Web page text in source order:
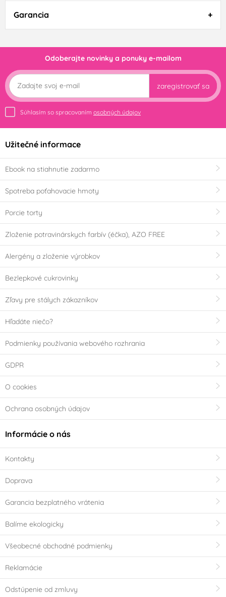
Garancia
Odoberajte novinky a ponuky e-mailom
zaregistrovať sa
Súhlasím so spracovaním osobných údajov
Užitečné informace
Ebook na stiahnutie zadarmo
Spotreba poťahovacie hmoty
Porcie torty
Zloženie potravinárskych farbív (éčka), AZO FREE
Alergény a zloženie výrobkov
Bezlepkové cukrovinky
Zľavy pre stálych zákazníkov
Hľadáte niečo?
Podmienky používania webového rozhrania
GDPR
O cookies
Ochrana osobných údajov
Informácie o nás
Kontakty
Doprava
Garancia bezplatného vrátenia
Balíme ekologicky
Všeobecné obchodné podmienky
Reklamácie
Odstúpenie od zmluvy